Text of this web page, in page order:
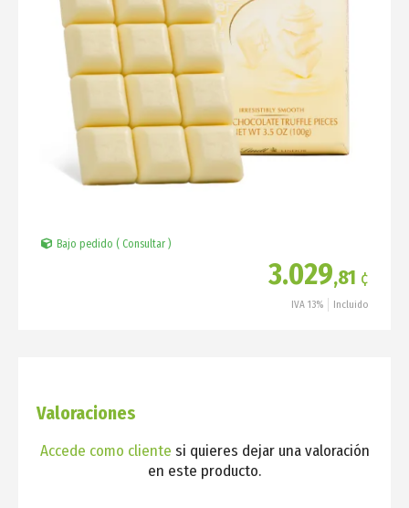
Bajo pedido ( Consultar )
3.029,81 ¢
IVA 13% Incluido
Valoraciones
Accede como cliente si quieres dejar una valoración
en este producto.